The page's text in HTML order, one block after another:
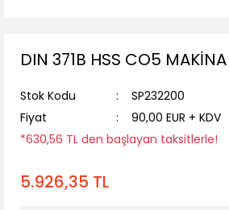
DIN 371B HSS CO5
Stok Kodu
SP232200
Fiyat
90,00 EUR + KDV
*630,56 TL den başlayan taksitlerle!
5.926,35 TL